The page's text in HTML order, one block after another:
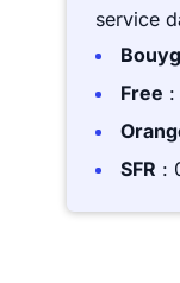
service
Free :
SFR :